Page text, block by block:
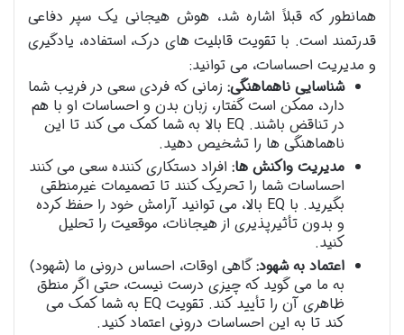
همانطور که قبلاً اشاره شد، هوش هیجانی یک سپر دفاعی
قدرتمند است. با تقویت قابلیت های درک، استفاده، یادگیری
و مدیریت احساسات، می توانید:
شناسایی ناهماهنگی: زمانی که فردی سعی در فریب شما
دارد، ممکن است گفتار، زبان بدن و احساسات او با هم
در تناقض باشند. EQ بالا به شما کمک می کند تا این
ناهماهنگی ها را تشخیص دهید.
مدیریت واکنش ها: افراد دستکاری کننده سعی می کنند
احساسات شما را تحریک کنند تا تصمیمات غیرمنطقی
بگیرید. با EQ بالا، می توانید آرامش خود را حفظ کرده
و بدون تأثیرپذیری از هیجانات، موقعیت را تحلیل
کنید.
اعتماد به شهود:گاهی اوقات، احساس درونی ما (شهود)
به ما می گوید که چیزی درست نیست، حتی اگر منطق
ظاهری آن را تأیید کند. تقویت EQ به شما کمک می
کند تا به این احساسات درونی اعتماد کنید.